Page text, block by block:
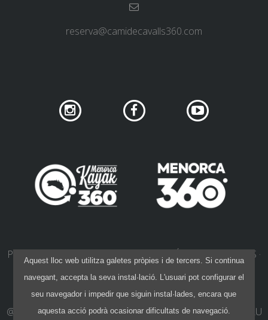
reserva@camidecavalls360.com
PRIVACITAT DE XARXES SOCIALS
POLÍTICA DE COOKIES
POLÍTICA DE PRIVACITAT
CONDICIONS DE CONTRACTACIÓ
@ 2015-26 40 NORD·DISSENY:IVAN KHANET·CODI:
PAU
Aquest lloc web utilitza galetes pròpies i de tercers. Si continua
navegant, accepta la seva instal·lació. L'usuari pot configurar el
seu navegador i impedir que siguin instal·lades, encara que
aquesta acció podrà ocasionar dificultats de navegació.